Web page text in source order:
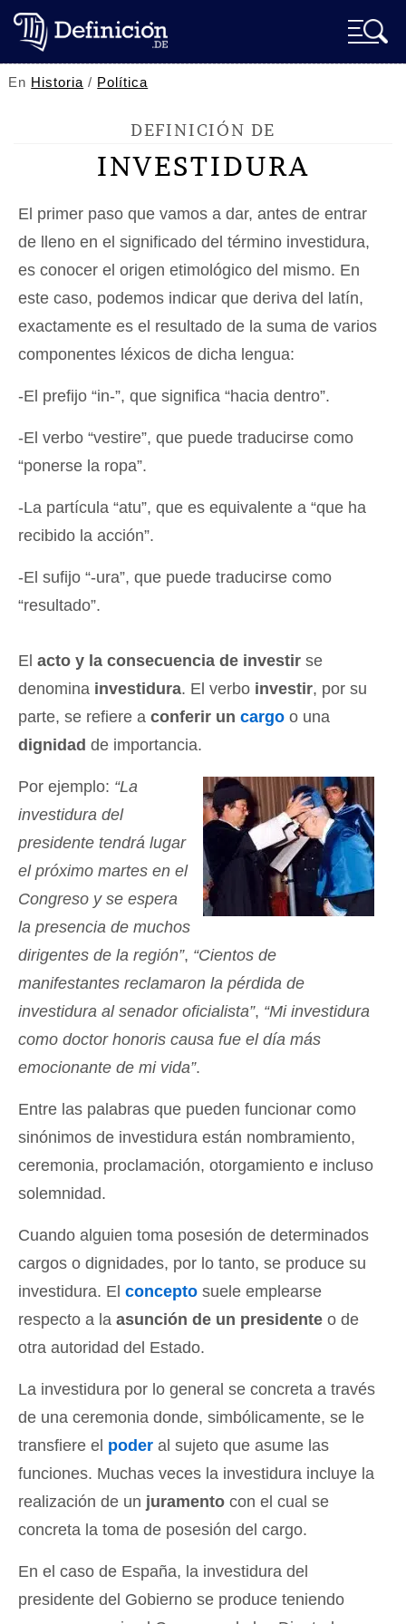
En Historia / Política
DEFINICIÓN DE
INVESTIDURA
El primer paso que vamos a dar, antes de entrar
de lleno en el significado del término investidura,
es conocer el origen etimológico del mismo. En
este caso, podemos indicar que deriva del latín,
exactamente es el resultado de la suma de varios
componentes léxicos de dicha lengua:
-El prefijo “in-”, que significa “hacia dentro”.
-El verbo “vestire”, que puede traducirse como
“ponerse la ropa”.
-La partícula “atu”, que es equivalente a “que ha
recibido la acción”.
-El sufijo “-ura”, que puede traducirse como
“resultado”.
El acto y la consecuencia de investir se
denomina investidura. El verbo investir, por su
parte, se refiere a conferir un cargo o una
dignidad de importancia.
Por ejemplo: “La
investidura del
presidente tendrá lugar
el próximo martes en el
Congreso y se espera
la presencia de muchos
dirigentes de la región”, “Cientos de
manifestantes reclamaron la pérdida de
investidura al senador oficialista”, “Mi investidura
como doctor honoris causa fue el día más
emocionante de mi vida”.
Entre las palabras que pueden funcionar como
sinónimos de investidura están nombramiento,
ceremonia, proclamación, otorgamiento e incluso
solemnidad.
Cuando alguien toma posesión de determinados
cargos o dignidades, por lo tanto, se produce su
investidura. El concepto suele emplearse
respecto a la asunción de un presidente o de
otra autoridad del Estado.
La investidura por lo general se concreta a través
de una ceremonia donde, simbólicamente, se le
transfiere el poder al sujeto que asume las
funciones. Muchas veces la investidura incluye la
realización de un juramento con el cual se
concreta la toma de posesión del cargo.
En el caso de España, la investidura del
presidente del Gobierno se produce teniendo